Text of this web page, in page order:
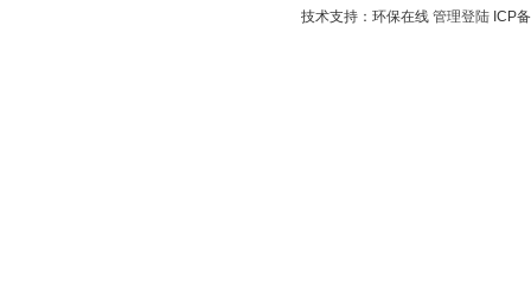
技术支持：环保在线 管理登陆 ICP